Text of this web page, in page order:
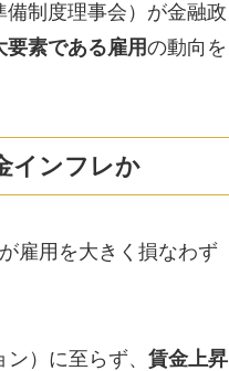
制度理事会）が金融政
素である雇用の動向を
インフレか
雇用を大きく損なわず
）に至らず、 賃金上昇